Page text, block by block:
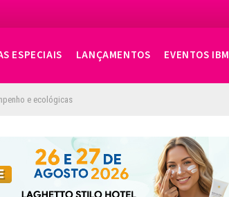
ESPECIAIS LANÇAMENTOS EVENTOS IBM
e ecológicas